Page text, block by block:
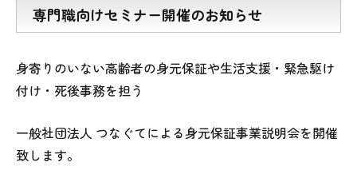
専門職向けセミナー開催のお知らせ
身寄りのいない高齢者の身元保証や生活支援・緊急駆け
付け・死後事務を担う
一般社団法人 つなぐてによる身元保証事業説明会を開催
致します。